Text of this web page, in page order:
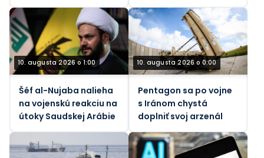
10. augusta 2026 o 1:00
Šéf al-Nujaba nalieha
na vojenskú reakciu na
útoky Saudskej Arábie
10. augusta 2026 o 0:00
Pentagon sa po vojne
s Iránom chystá
doplniť svoj arzenál